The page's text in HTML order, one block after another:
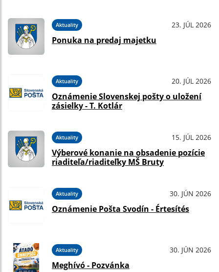
Aktuality 23. JÚL 2026
Ponuka na predaj majetku
Aktuality 20. JÚL 2026
Oznámenie Slovenskej pošty o uložení
zásielky - T. Kotlár
Aktuality 15. JÚL 2026
Výberové konanie na obsadenie pozície
riaditeľa/riaditeľky MŠ Bruty
Aktuality 30. JÚN 2026
Oznámenie Pošta Svodín - Értesítés
Aktuality 30. JÚN 2026
Meghívó - Pozvánka